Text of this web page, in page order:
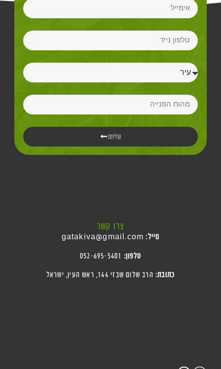
שליחה
צרו קשר
מייל: gatakiva@gmail.com
טלפון: 052-695-5401
כתובת: הרב שלום שבזי 144, ראש העין , ישראל